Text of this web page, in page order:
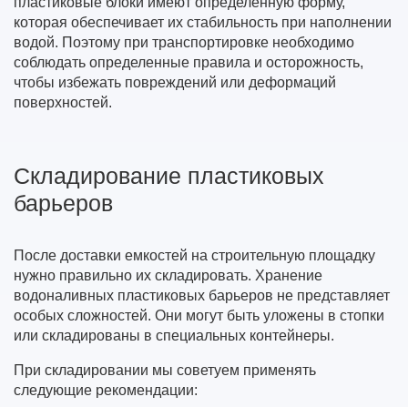
которая обеспечивает их стабильность при наполнении
водой. Поэтому при транспортировке необходимо
соблюдать определенные правила и осторожность,
чтобы избежать повреждений или деформаций
поверхностей.
Складирование пластиковых
барьеров
После доставки емкостей на строительную площадку
нужно правильно их складировать. Хранение
водоналивных пластиковых барьеров не представляет
особых сложностей. Они могут быть уложены в стопки
или складированы в специальных контейнеры.
При складировании мы советуем применять
следующие рекомендации: